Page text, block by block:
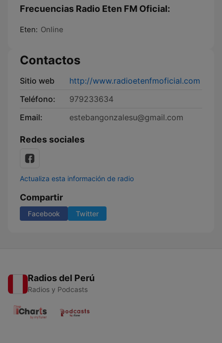
Frecuencias Radio Eten FM Oficial:
Eten: Online
Contactos
Sitio web
http://www.radioetenfmoficial.com
Teléfono:
979233634
Email:
estebangonzalesu@gmail.com
Redes sociales
Actualiza esta información de radio
Compartir
Facebook Twitter
Radios del Perú
Radios y Podcasts